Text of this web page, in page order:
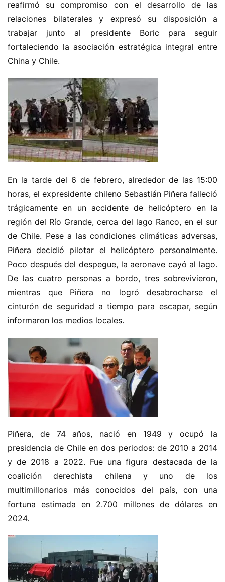
reafirmó su compromiso con el desarrollo de las
relaciones bilaterales y expresó su disposición a
trabajar junto al presidente Boric para seguir
fortaleciendo la asociación estratégica integral entre
China y Chile.
En la tarde del 6 de febrero, alrededor de las 15:00
horas, el expresidente chileno Sebastián Piñera falleció
trágicamente en un accidente de helicóptero en la
región del Río Grande, cerca del lago Ranco, en el sur
de Chile. Pese a las condiciones climáticas adversas,
Piñera decidió pilotar el helicóptero personalmente.
Poco después del despegue, la aeronave cayó al lago.
De las cuatro personas a bordo, tres sobrevivieron,
mientras que Piñera no logró desabrocharse el
cinturón de seguridad a tiempo para escapar, según
informaron los medios locales.
Piñera, de 74 años, nació en 1949 y ocupó la
presidencia de Chile en dos periodos: de 2010 a 2014
y de 2018 a 2022. Fue una figura destacada de la
coalición derechista chilena y uno de los
multimillonarios más conocidos del país, con una
fortuna estimada en 2.700 millones de dólares en
2024.